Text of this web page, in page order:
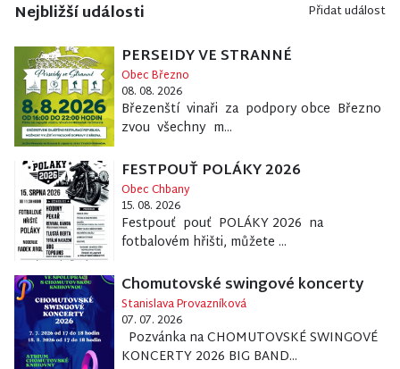
Nejbližší události Přidat událost
PERSEIDY VE STRANNÉ
Obec Březno
08. 08. 2026
Březenští vinaři za podpory obce Březno
zvou všechny m...
FESTPOUŤ POLÁKY 2026
Obec Chbany
15. 08. 2026
Festpouť pouť POLÁKY 2026 na
fotbalovém hřišti, můžete ...
Chomutovské swingové koncerty
Stanislava Provazníková
07. 07. 2026
Pozvánka na CHOMUTOVSKÉ SWINGOVÉ
KONCERTY 2026 BIG BAND...